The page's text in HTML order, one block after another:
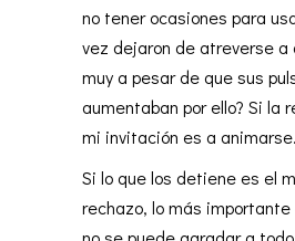
no tener ocasiones para
vez dejaron de atreverse a
muy a pesar de que sus
aumentaban por ello? Si la
mi invitación es a animarse.
Si lo que los detiene es el
rechazo, lo más